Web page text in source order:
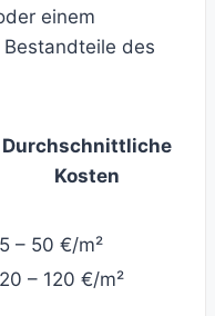
einem
des
Durchschnittliche
Kosten
5 – 50 €/m²
20 – 120 €/m²